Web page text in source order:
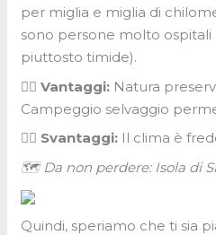
per miglia e miglia di
sono persone molto ospitali
piuttosto timide).
👍🏼 Vantaggi: Natura
Campeggio selvaggio
👎🏼 Svantaggi: Il clima è
🗺 Da non perdere: Isola di
Quindi, speriamo che ti sia